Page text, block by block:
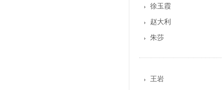
徐玉霞
赵大利
朱莎
王岩